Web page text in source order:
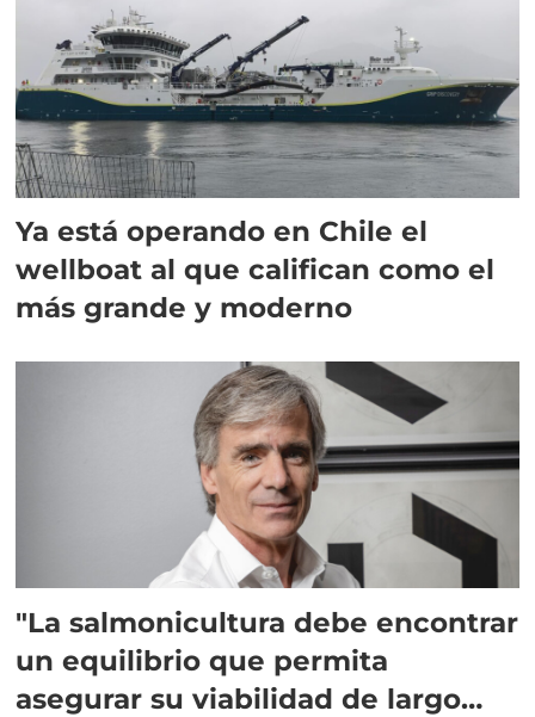
Ya está operando en Chile el
wellboat al que califican como el
más grande y moderno
"La salmonicultura debe encontrar
un equilibrio que permita
asegurar su viabilidad de largo